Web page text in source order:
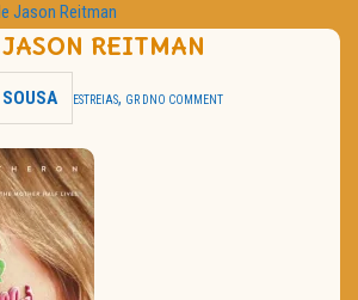
Jason Reitman
REITMAN
ESTREIAS, GR D NO COMMENT